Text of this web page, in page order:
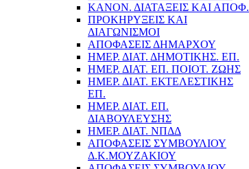
ΚΑΝΟΝ. ΔΙΑΤΑΞΕΙΣ ΚΑΙ ΑΠΟΦ.
ΠΡΟΚΗΡΥΞΕΙΣ ΚΑΙ
ΔΙΑΓΩΝΙΣΜΟΙ
ΑΠΟΦΑΣΕΙΣ ΔΗΜΑΡΧΟΥ
ΗΜΕΡ. ΔΙΑΤ. ΔΗΜΟΤΙΚΗΣ. ΕΠ.
ΗΜΕΡ. ΔΙΑΤ. ΕΠ. ΠΟΙOΤ. ΖΩΗΣ
ΗΜΕΡ. ΔΙΑΤ. ΕΚΤΕΛΕΣΤΙΚΗΣ
ΕΠ.
ΗΜΕΡ. ΔΙΑΤ. ΕΠ.
ΔΙΑΒΟΥΛΕΥΣΗΣ
ΗΜΕΡ. ΔΙΑΤ. ΝΠΔΔ
ΑΠΟΦΑΣΕΙΣ ΣΥΜΒΟΥΛΙΟΥ
Δ.Κ.ΜΟΥΖΑΚΙΟΥ